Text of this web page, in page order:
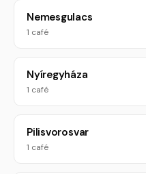
Nemesgulacs
1 café
Nyíregyháza
1 café
Pilisvorosvar
1 café